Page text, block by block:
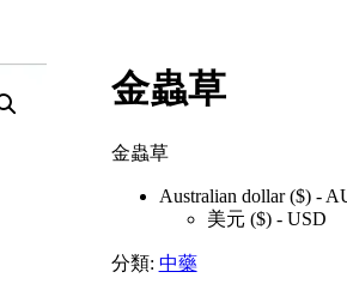
金蟲草
金蟲草
Australian dollar ($) -
美元 ($) - USD
分類: 中藥